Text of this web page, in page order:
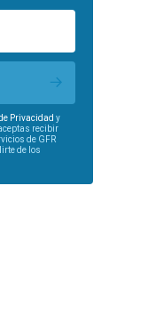
Privacidad y
recibir
de GFR
de los